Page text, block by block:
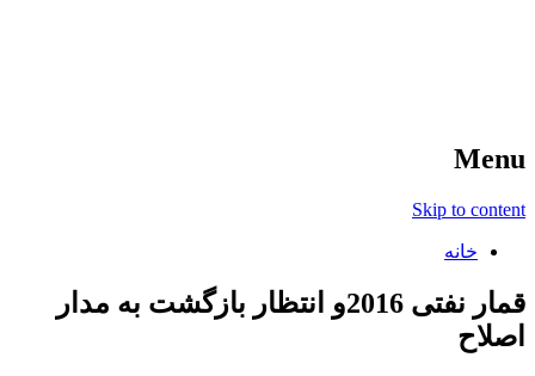
Menu
Skip to content
خانه
قمار نفتی 2016و انتظار بازگشت به مدار
اصلاح